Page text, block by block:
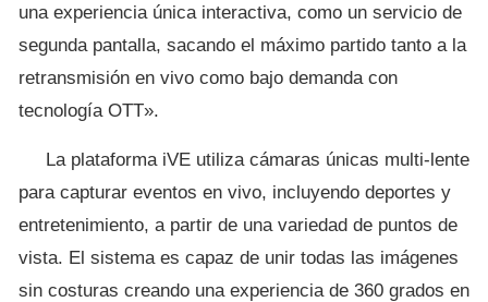
una experiencia única interactiva, como un servicio de
segunda pantalla, sacando el máximo partido tanto a la
retransmisión en vivo como bajo demanda con
tecnología OTT».
La plataforma iVE utiliza cámaras únicas multi-lente
para capturar eventos en vivo, incluyendo deportes y
entretenimiento, a partir de una variedad de puntos de
vista. El sistema es capaz de unir todas las imágenes
sin costuras creando una experiencia de 360 ​​grados en